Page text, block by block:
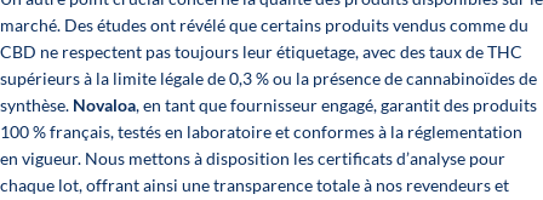
marché. Des études ont révélé que certains produits vendus comme du
CBD ne respectent pas toujours leur étiquetage, avec des taux de THC
supérieurs à la limite légale de 0,3 % ou la présence de cannabinoïdes de
synthèse. Novaloa, en tant que fournisseur engagé, garantit des produits
100 % français, testés en laboratoire et conformes à la réglementation
en vigueur. Nous mettons à disposition les certificats d’analyse pour
chaque lot, offrant ainsi une transparence totale à nos revendeurs et